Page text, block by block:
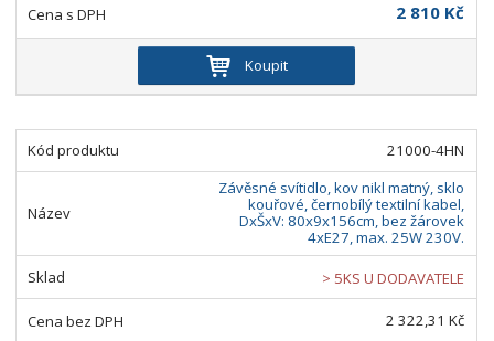
2 810 Kč
Koupit
21000-4HN
Závěsné svítidlo, kov nikl matný, sklo
kouřové, černobílý textilní kabel,
DxŠxV: 80x9x156cm, bez žárovek
4xE27, max. 25W 230V.
> 5KS U DODAVATELE
2 322,31 Kč